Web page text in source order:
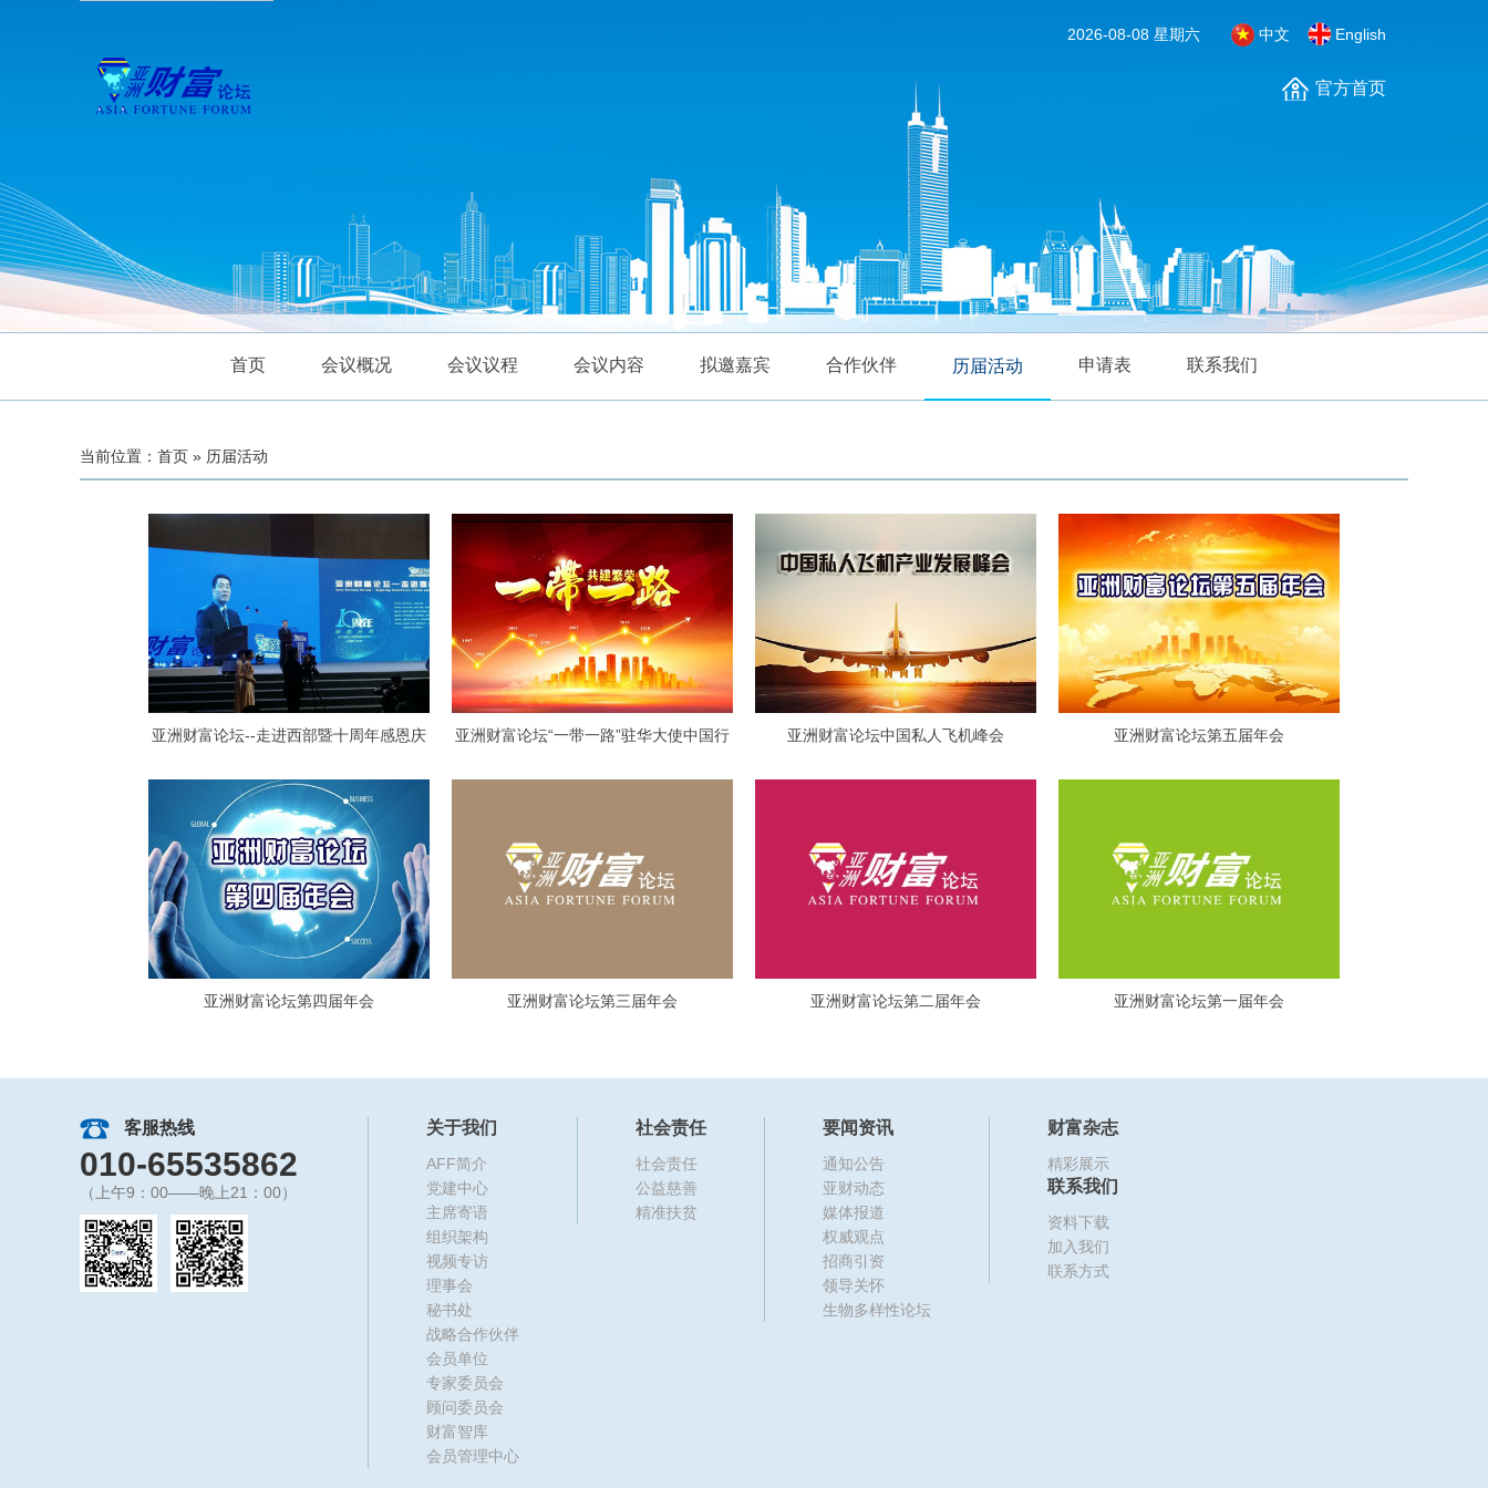
2026-08-08 星期六 中文 English
官方首页
首页 会议概况 会议议程 会议内容 拟邀嘉宾 合作伙伴 历届活动 申请表 联系我们
当前位置：首页 » 历届活动
亚洲财富论坛--走进西部暨十周年感恩庆
典
亚洲财富论坛“一带一路”驻华大使中国行 亚洲财富论坛中国私人飞机峰会 亚洲财富论坛第五届年会
亚洲财富论坛第四届年会 亚洲财富论坛第三届年会 亚洲财富论坛第二届年会 亚洲财富论坛第一届年会
客服热线
010-65535862
（上午9：00——晚上21：00）
关于我们
AFF简介
党建中心
主席寄语
组织架构
视频专访
理事会
秘书处
战略合作伙伴
会员单位
专家委员会
顾问委员会
财富智库
会员管理中心
社会责任
社会责任
公益慈善
精准扶贫
要闻资讯
通知公告
亚财动态
媒体报道
权威观点
招商引资
领导关怀
生物多样性论坛
财富杂志
精彩展示
联系我们
资料下载
加入我们
联系方式